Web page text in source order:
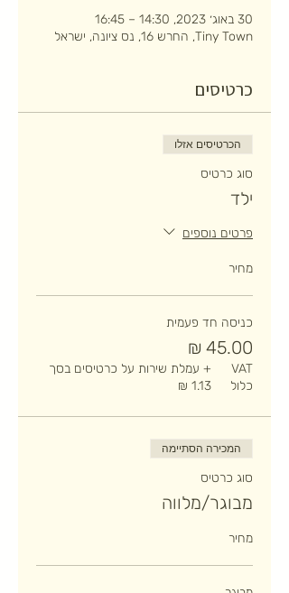
30 באוג׳ 2023, 14:30 – 16:45
Tiny Town, החרש 16, נס ציונה, ישראל
כרטיסים
הכרטיסים אזלו
סוג כרטיס
ילד
פרטים נוספים
מחיר
כניסה חד פעמית
VAT
כלול
+ עמלת שירות על כרטיסים בסך
‏1.13 ‏₪
המכירה הסתיימה
סוג כרטיס
מבוגר/מלווה
מחיר